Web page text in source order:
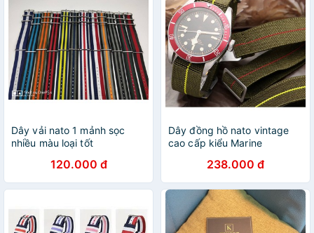
Dây vải nato 1 mảnh sọc
nhiều màu loại tốt
120.000 đ
Dây đồng hồ nato vintage
cao cấp kiểu Marine
238.000 đ